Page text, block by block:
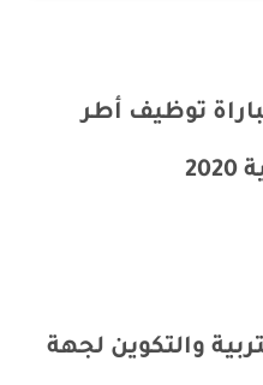
توظيف أطر
والتكوين لجهة